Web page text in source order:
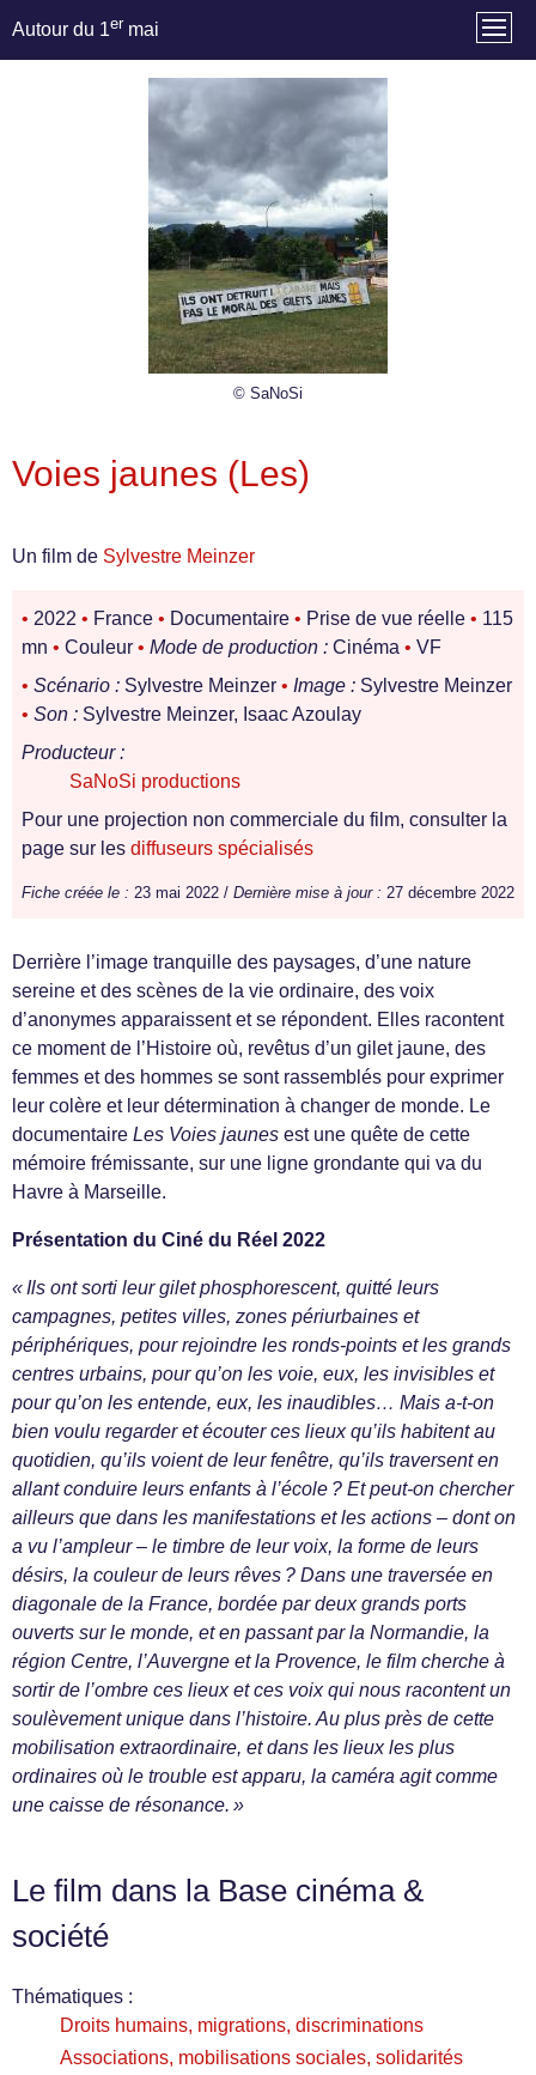
Autour du 1er mai
© SaNoSi
Voies jaunes (Les)
Un film de Sylvestre Meinzer
• 2022 • France • Documentaire • Prise de vue réelle • 115
mn • Couleur • Mode de production : Cinéma • VF
• Scénario : Sylvestre Meinzer • Image : Sylvestre Meinzer
• Son : Sylvestre Meinzer, Isaac Azoulay
Producteur :
SaNoSi productions
Pour une projection non commerciale du film, consulter la
page sur les diffuseurs spécialisés
Fiche créée le : 23 mai 2022 / Dernière mise à jour : 27 décembre 2022
Derrière l’image tranquille des paysages, d’une nature
sereine et des scènes de la vie ordinaire, des voix
d’anonymes apparaissent et se répondent. Elles racontent
ce moment de l’Histoire où, revêtus d’un gilet jaune, des
femmes et des hommes se sont rassemblés pour exprimer
leur colère et leur détermination à changer de monde. Le
documentaire Les Voies jaunes est une quête de cette
mémoire frémissante, sur une ligne grondante qui va du
Havre à Marseille.
Présentation du Ciné du Réel 2022
« Ils ont sorti leur gilet phosphorescent, quitté leurs
campagnes, petites villes, zones périurbaines et
périphériques, pour rejoindre les ronds-points et les grands
centres urbains, pour qu’on les voie, eux, les invisibles et
pour qu’on les entende, eux, les inaudibles… Mais a-t-on
bien voulu regarder et écouter ces lieux qu’ils habitent au
quotidien, qu’ils voient de leur fenêtre, qu’ils traversent en
allant conduire leurs enfants à l’école ? Et peut-on chercher
ailleurs que dans les manifestations et les actions – dont on
a vu l’ampleur – le timbre de leur voix, la forme de leurs
désirs, la couleur de leurs rêves ? Dans une traversée en
diagonale de la France, bordée par deux grands ports
ouverts sur le monde, et en passant par la Normandie, la
région Centre, l’Auvergne et la Provence, le film cherche à
sortir de l’ombre ces lieux et ces voix qui nous racontent un
soulèvement unique dans l’histoire. Au plus près de cette
mobilisation extraordinaire, et dans les lieux les plus
ordinaires où le trouble est apparu, la caméra agit comme
une caisse de résonance. »
Le film dans la Base cinéma &
société
Thématiques :
Droits humains, migrations, discriminations
Associations, mobilisations sociales, solidarités